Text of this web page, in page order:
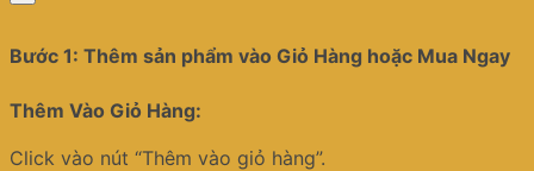
Bước 1: Thêm sản phẩm vào Giỏ Hàng hoặc Mua Ngay
Thêm Vào Giỏ Hàng:
Click vào nút “Thêm vào giỏ hàng”.